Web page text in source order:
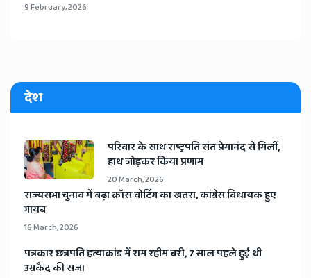
9 February, 2026
देश
​परिवार के साथ राष्ट्रपति संत प्रेमानंद से मिलीं,
हाथ जोड़कर किया प्रणाम
20 March, 2026
​राज्यसभा चुनाव में बढ़ा क्रॉस वोटिंग का खतरा, कांग्रेस विधायक हुए
गायब
16 March, 2026
​पत्रकार छत्रपति हत्याकांड में राम रहीम बरी, 7 साल पहले हुई थी
उम्रकैद की सजा